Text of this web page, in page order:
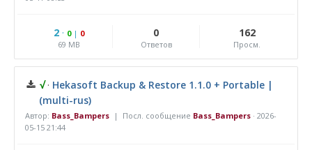
2· 0| 0
69 MB
0
Ответов
162
Просм.
√ · Hekasoft Backup & Restore 1.1.0 + Portable |
(multi-rus)
Автор: Bass_Bampers | Посл. сообщение Bass_Bampers · 2026-
05-15 21:44